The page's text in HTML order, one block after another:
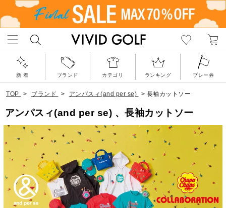
新 着 ブランド カテゴリ ランキング プレー券
TOP > ブランド > アンパスィ(and per se) > 長袖カットソー
アンパスィ(and per se) 、長袖カットソー